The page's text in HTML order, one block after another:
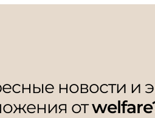
новости и
от